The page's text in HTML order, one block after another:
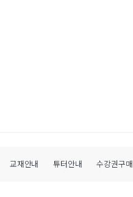
교재안내 튜터안내 수강권구매